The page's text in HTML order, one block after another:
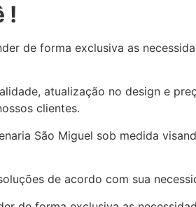
!
de forma exclusiva as
atualização no design e
clientes.
São Miguel sob medida
de acordo com sua